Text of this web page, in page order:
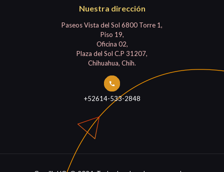
Nuestra dirección
Paseos Vista del Sol 6800 Torre 1,
Piso 19,
Oficina 02,
Plaza del Sol C.P 31207,
Chihuahua, Chih.
+52614-533-2848